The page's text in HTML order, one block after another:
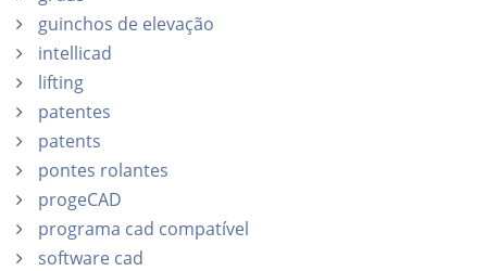
guinchos de elevação
intellicad
lifting
patentes
patents
pontes rolantes
progeCAD
programa cad compatível
software cad